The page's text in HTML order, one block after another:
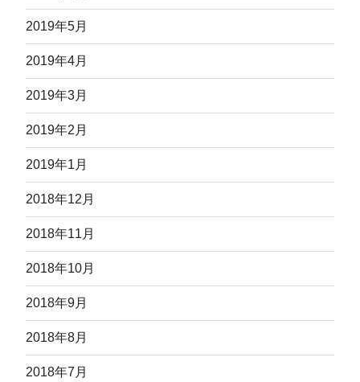
2019年5月
2019年4月
2019年3月
2019年2月
2019年1月
2018年12月
2018年11月
2018年10月
2018年9月
2018年8月
2018年7月